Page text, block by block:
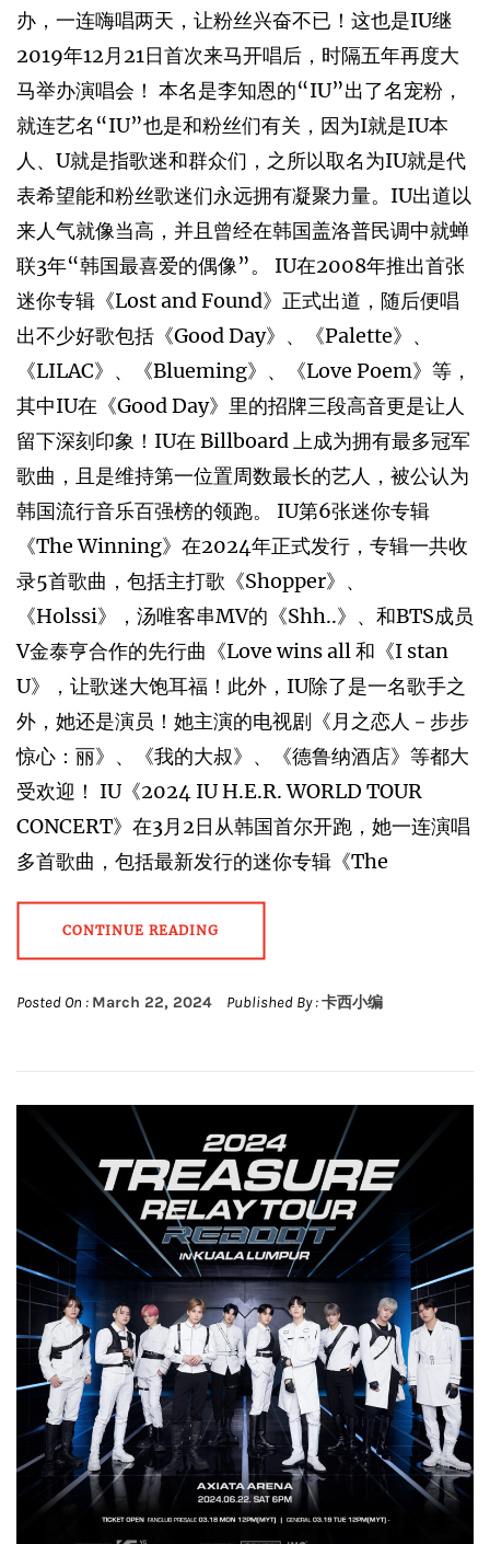
办，一连嗨唱两天，让粉丝兴奋不已！这也是IU继
2019年12月21日首次来马开唱后，时隔五年再度大
马举办演唱会！ 本名是李知恩的“IU”出了名宠粉，
就连艺名“IU”也是和粉丝们有关，因为I就是IU本
人、U就是指歌迷和群众们，之所以取名为IU就是代
表希望能和粉丝歌迷们永远拥有凝聚力量。IU出道以
来人气就像当高，并且曾经在韩国盖洛普民调中就蝉
联3年“韩国最喜爱的偶像”。 IU在2008年推出首张
迷你专辑《Lost and Found》正式出道，随后便唱
出不少好歌包括《Good Day》、《Palette》、
《LILAC》、《Blueming》、《Love Poem》等，
其中IU在《Good Day》里的招牌三段高音更是让人
留下深刻印象！IU在 Billboard 上成为拥有最多冠军
歌曲，且是维持第一位置周数最长的艺人，被公认为
韩国流行音乐百强榜的领跑。 IU第6张迷你专辑
《The Winning》在2024年正式发行，专辑一共收
录5首歌曲，包括主打歌《Shopper》、
《Holssi》，汤唯客串MV的《Shh..》、和BTS成员
V金泰亨合作的先行曲《Love wins all 和《I stan
U》，让歌迷大饱耳福！此外，IU除了是一名歌手之
外，她还是演员！她主演的电视剧《月之恋人－步步
惊心：丽》、《我的大叔》、《德鲁纳酒店》等都大
受欢迎！ IU《2024 IU H.E.R. WORLD TOUR
CONCERT》在3月2日从韩国首尔开跑，她一连演唱
多首歌曲，包括最新发行的迷你专辑《The
CONTINUE READING
Posted On : March 22, 2024 Published By :卡西小编